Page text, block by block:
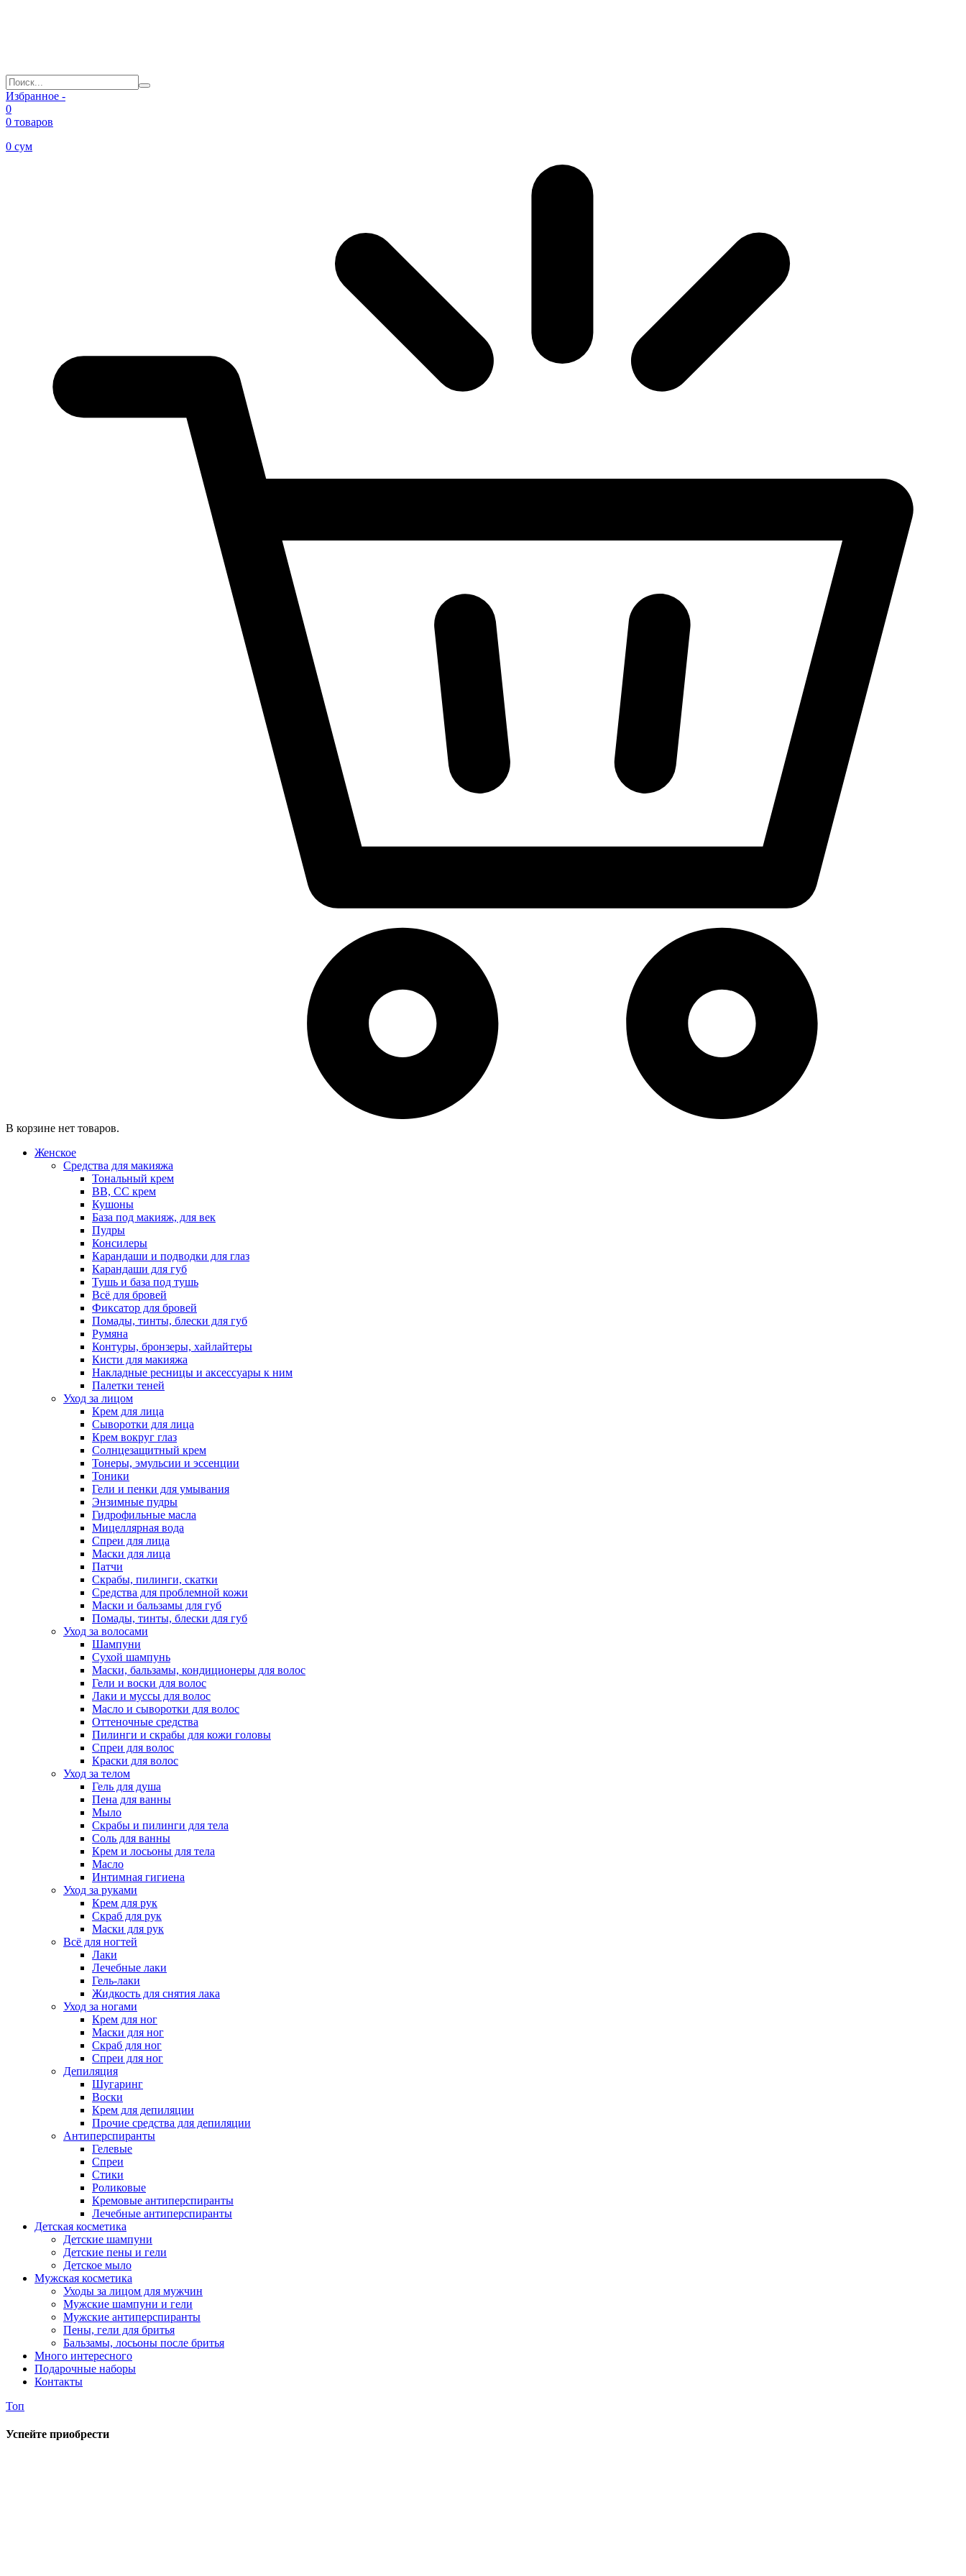
Избранное -
0
0 товаров
0 сум
В корзине нет товаров.
Женское
Средства для макияжа
Тональный крем
BB, CC крем
Кушоны
База под макияж, для век
Пудры
Консилеры
Карандаши и подводки для глаз
Карандаши для губ
Тушь и база под тушь
Всё для бровей
Фиксатор для бровей
Помады, тинты, блески для губ
Румяна
Контуры, бронзеры, хайлайтеры
Кисти для макияжа
Накладные ресницы и аксессуары к ним
Палетки теней
Уход за лицом
Крем для лица
Сыворотки для лица
Крем вокруг глаз
Солнцезащитный крем
Тонеры, эмульсии и эссенции
Тоники
Гели и пенки для умывания
Энзимные пудры
Гидрофильные масла
Мицеллярная вода
Спреи для лица
Маски для лица
Патчи
Скрабы, пилинги, скатки
Средства для проблемной кожи
Маски и бальзамы для губ
Помады, тинты, блески для губ
Уход за волосами
Шампуни
Сухой шампунь
Маски, бальзамы, кондиционеры для волос
Гели и воски для волос
Лаки и муссы для волос
Масло и сыворотки для волос
Оттеночные средства
Пилинги и скрабы для кожи головы
Спреи для волос
Краски для волос
Уход за телом
Гель для душа
Пена для ванны
Мыло
Скрабы и пилинги для тела
Соль для ванны
Крем и лосьоны для тела
Масло
Интимная гигиена
Уход за руками
Крем для рук
Скраб для рук
Маски для рук
Всё для ногтей
Лаки
Лечебные лаки
Гель-лаки
Жидкость для снятия лака
Уход за ногами
Крем для ног
Маски для ног
Скраб для ног
Спреи для ног
Депиляция
Шугаринг
Воски
Крем для депиляции
Прочие средства для депиляции
Антиперспиранты
Гелевые
Спреи
Стики
Роликовые
Кремовые антиперспиранты
Лечебные антиперспиранты
Детская косметика
Детские шампуни
Детские пены и гели
Детское мыло
Мужская косметика
Уходы за лицом для мужчин
Мужские шампуни и гели
Мужские антиперспиранты
Пены, гели для бритья
Бальзамы, лосьоны после бритья
Много интересного
Подарочные наборы
Контакты
Топ
Успейте приобрести